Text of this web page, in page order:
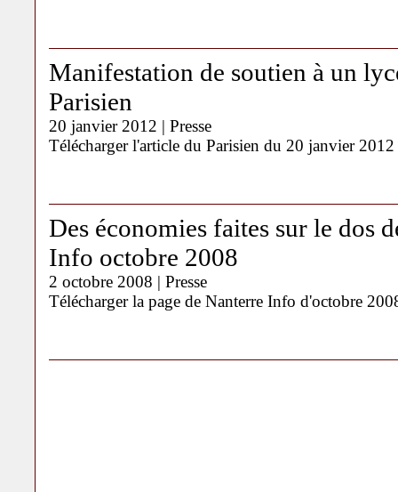
Manifestation de soutien à un
Parisien
20 janvier 2012 | Presse
Télécharger l'article du Parisien du 20 janvier 2012
Des économies faites sur le dos
Info octobre 2008
2 octobre 2008 | Presse
Télécharger la page de Nanterre Info d'octobre